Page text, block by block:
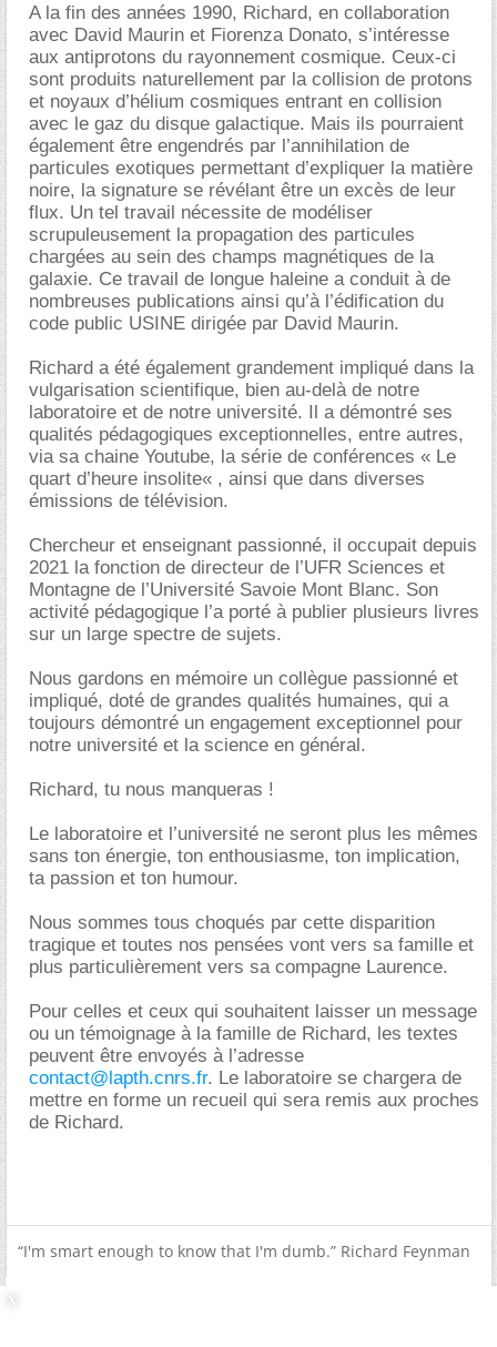
A la fin des années 1990, Richard, en collaboration
avec David Maurin et Fiorenza Donato, s’intéresse
aux antiprotons du rayonnement cosmique. Ceux-ci
sont produits naturellement par la collision de protons
et noyaux d’hélium cosmiques entrant en collision
avec le gaz du disque galactique. Mais ils pourraient
également être engendrés par l’annihilation de
particules exotiques permettant d’expliquer la matière
noire, la signature se révélant être un excès de leur
flux. Un tel travail nécessite de modéliser
scrupuleusement la propagation des particules
chargées au sein des champs magnétiques de la
galaxie. Ce travail de longue haleine a conduit à de
nombreuses publications ainsi qu’à l’édification du
code public USINE dirigée par David Maurin.
Richard a été également grandement impliqué dans la
vulgarisation scientifique, bien au-delà de notre
laboratoire et de notre université. Il a démontré ses
qualités pédagogiques exceptionnelles, entre autres,
via sa chaine Youtube, la série de conférences « Le
quart d’heure insolite« , ainsi que dans diverses
émissions de télévision.
Chercheur et enseignant passionné, il occupait depuis
2021 la fonction de directeur de l’UFR Sciences et
Montagne de l’Université Savoie Mont Blanc. Son
activité pédagogique l’a porté à publier plusieurs livres
sur un large spectre de sujets.
Nous gardons en mémoire un collègue passionné et
impliqué, doté de grandes qualités humaines, qui a
toujours démontré un engagement exceptionnel pour
notre université et la science en général.
Richard, tu nous manqueras !
Le laboratoire et l’université ne seront plus les mêmes
sans ton énergie, ton enthousiasme, ton implication,
ta passion et ton humour.
Nous sommes tous choqués par cette disparition
tragique et toutes nos pensées vont vers sa famille et
plus particulièrement vers sa compagne Laurence.
Pour celles et ceux qui souhaitent laisser un message
ou un témoignage à la famille de Richard, les textes
peuvent être envoyés à l’adresse
contact@lapth.cnrs.fr. Le laboratoire se chargera de
mettre en forme un recueil qui sera remis aux proches
de Richard.
“I'm smart enough to know that I'm dumb.” Richard Feynman